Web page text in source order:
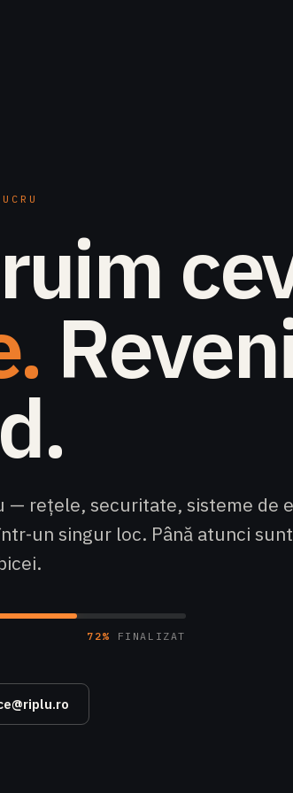
— rețele, securitate, sisteme de
un singur loc. Până atunci
72% FINALIZAT